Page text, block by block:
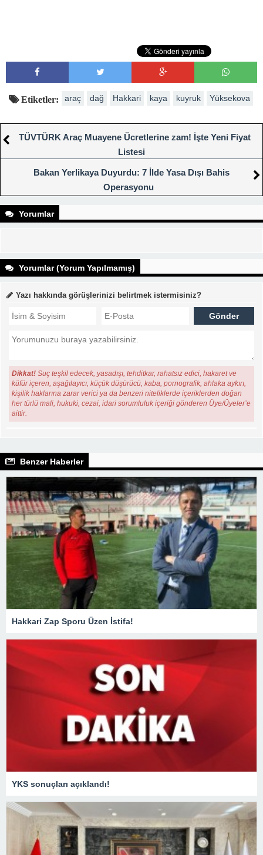
Etiketler: araç dağ Hakkari kaya kuyruk Yüksekova
TÜVTÜRK Araç Muayene Ücretlerine zam! İşte Yeni Fiyat
Listesi
Bakan Yerlikaya Duyurdu: 7 İlde Yasa Dışı Bahis
Operasyonu
Yorumlar
Yorumlar (Yorum Yapılmamış)
Yazı hakkında görüşlerinizi belirtmek istermisiniz?
Dikkat! Suç teşkil edecek, yasadışı, tehditkar, rahatsız edici, hakaret ve
küfür içeren, aşağılayıcı, küçük düşürücü, kaba, pornografik, ahlaka aykırı,
kişilik haklarına zarar verici ya da benzeri niteliklerde içeriklerden doğan
her türlü mali, hukuki, cezai, idari sorumluluk içeriği gönderen Üye/Üyeler’e
aittir.
Benzer Haberler
Hakkari Zap Sporu Üzen İstifa!
YKS sonuçları açıklandı!